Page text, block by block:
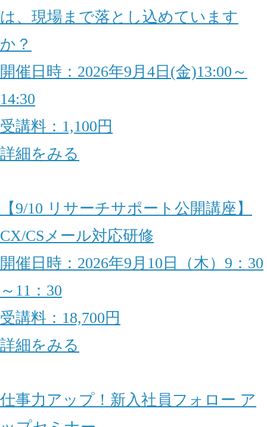
は、現場まで落とし込めています
か？
開催日時：2026年9月4日(金)13:00～
14:30
受講料：1,100円
詳細をみる
【9/10 リサーチサポート公開講座】
CX/CSメール対応研修
開催日時：2026年9月10日（木）9：30
～11：30
受講料：18,700円
詳細をみる
仕事力アップ！新入社員フォロー ア